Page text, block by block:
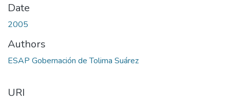
Date
2005
Authors
ESAP Gobernación de Tolima Suárez
URI